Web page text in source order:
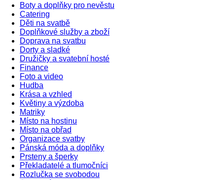
Boty a doplňky pro nevěstu
Catering
Děti na svatbě
Doplňkové služby a zboží
Doprava na svatbu
Dorty a sladké
Družičky a svatební hosté
Finance
Foto a video
Hudba
Krása a vzhled
Květiny a výzdoba
Matriky
Místo na hostinu
Místo na obřad
Organizace svatby
Pánská móda a doplňky
Prsteny a šperky
Překladatelé a tlumočníci
Rozlučka se svobodou